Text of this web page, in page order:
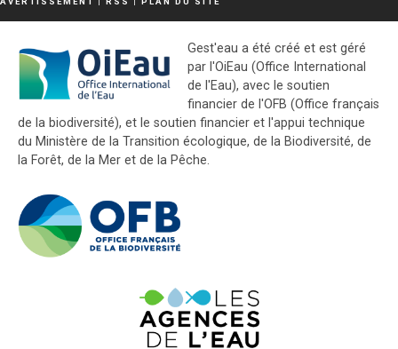
Gest'eau a été créé et est géré
par l'OiEau (Office International
de l'Eau), avec le soutien
financier de l'OFB (Office français
de la biodiversité), et le soutien financier et l'appui technique
du Ministère de la Transition écologique, de la Biodiversité, de
la Forêt, de la Mer et de la Pêche.